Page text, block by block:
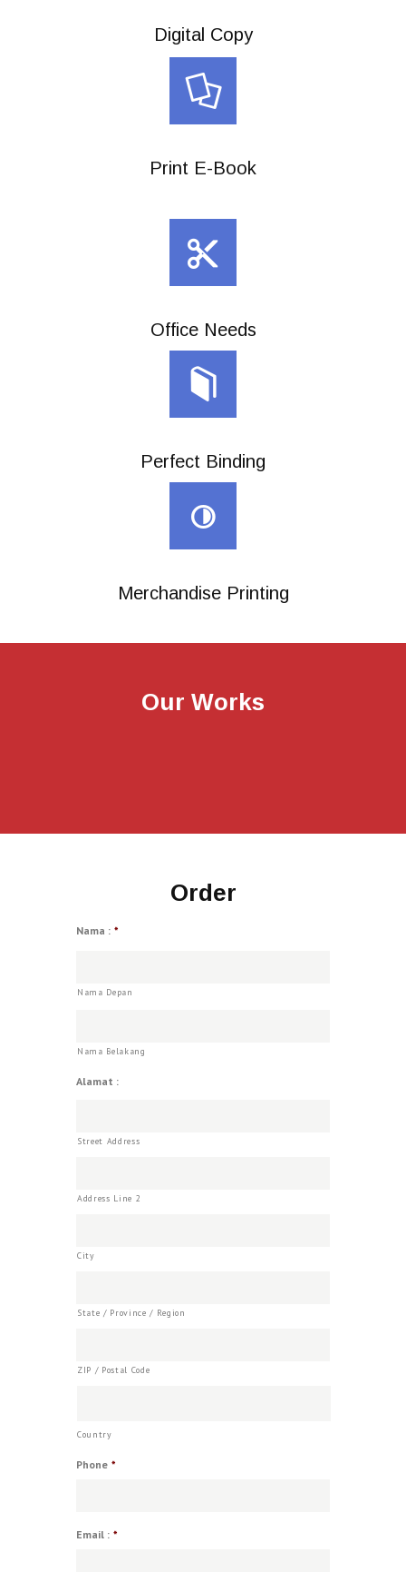
Digital Copy
Print E-Book
Office Needs
Perfect Binding
Merchandise Printing
Our Works
Order
Nama : *
Nama Depan
Nama Belakang
Alamat :
Street Address
Address Line 2
City
State / Province / Region
ZIP / Postal Code
Country
Phone *
Email : *